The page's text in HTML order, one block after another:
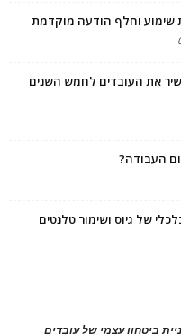
שימוע וחלף הודעה מוקדמת
את העובדים לחמש השנים
העבודה?